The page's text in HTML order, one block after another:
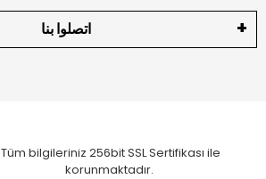
اتصلوا بنا
Tüm bilgileriniz 256bit SSL Sertifikası ile
korunmaktadır.